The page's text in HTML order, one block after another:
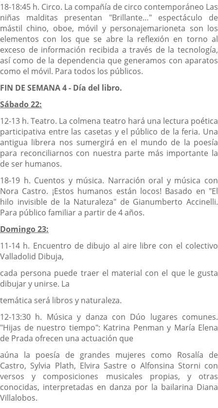
18-18:45 h. Circo. La compañía de circo contemporáneo Las
niñas malditas presentan "Brillante…" espectáculo de
mástil chino, oboe, móvil y personajemarioneta son los
elementos con los que se abre la reflexión en torno al
exceso de información recibida a través de la tecnología,
así como de la dependencia que generamos con aparatos
como el móvil. Para todos los públicos.
FIN DE SEMANA 4 - Día del libro.
Sábado 22:
12-13 h. Teatro. La colmena teatro hará una lectura poética
participativa entre las casetas y el público de la feria. Una
antigua librera nos sumergirá en el mundo de la poesía
para reconciliarnos con nuestra parte más importante la
de ser humanos.
18-19 h. Cuentos y música. Narración oral y música con
Nora Castro. ¡Estos humanos están locos! Basado en "El
hilo invisible de la Naturaleza" de Gianumberto Accinelli.
Para público familiar a partir de 4 años.
Domingo 23:
11-14 h. Encuentro de dibujo al aire libre con el colectivo
Valladolid Dibuja,
cada persona puede traer el material con el que le gusta
dibujar y unirse. La
temática será libros y naturaleza.
12-13:30 h. Música y danza con Dúo lugares comunes.
"Hijas de nuestro tiempo": Katrina Penman y María Elena
de Prada ofrecen una actuación que
aúna la poesía de grandes mujeres como Rosalía de
Castro, Sylvia Plath, Elvira Sastre o Alfonsina Storni con
versos y composiciones musicales propias, y otras
conocidas, interpretadas en danza por la bailarina Diana
Villalobos.